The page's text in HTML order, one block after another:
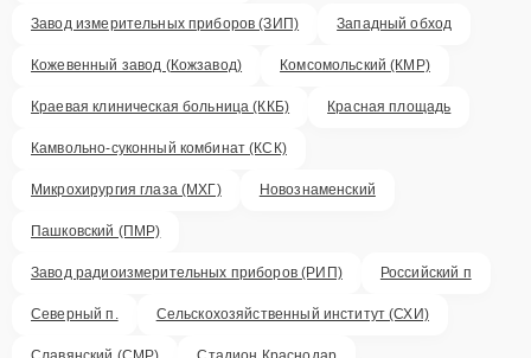
Завод измерительных приборов (ЗИП) Западный обход
Кожевенный завод (Кожзавод) Комсомольский (КМР)
Краевая клиническая больница (ККБ) Красная площадь
Камвольно-суконный комбинат (КСК)
Микрохирургия глаза (МХГ) Новознаменский
Пашковский (ПМР)
Завод радиоизмерительных приборов (РИП) Российский п
Северный п. Сельскохозяйственный институт (СХИ)